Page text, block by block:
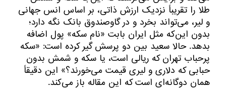
طلا را تقریباً نزدیک ارزش ذاتی، بر اساس انس جهانی
و لیر، می‌تواند بخرد و در گاوصندوق بانک نگه دارد؛
بدون این‌که مثل ایران بابت «نام سکه» پول اضافه
بدهد. حالا سعید بین دو پرسش گیر کرده است: «سکه
پرحباب تهران که ریالی است، یا سکه و شمش بدون
حبابی که دلاری و لیری قیمت می‌خورند؟» این دقیقاً
همان دوگانه‌ای است که این مقاله باز می‌کند.